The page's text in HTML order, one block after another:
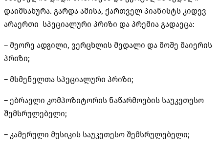
დაიმსახურა. გარდა ამისა, ქართველ პიანისტს კიდევ
არაერთი სპეციალური პრიზი და პრემია გადაეცა:
– მეორე ადგილი, ვერცხლის მედალი და მოშე მაიერის
პრიზი;
– მსმენელთა სპეციალური პრიზი;
– ებრაელი კომპოზიტორის ნაწარმოების საუკეთესო
შემსრულებელი;
– კამერული მუსიკის საუკეთესო შემსრულებელი;